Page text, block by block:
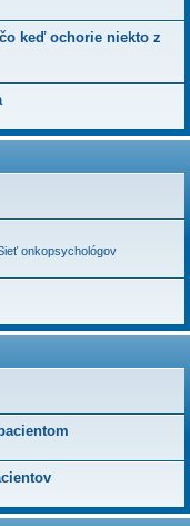
keď ochorie niekto z
onkopsychológov